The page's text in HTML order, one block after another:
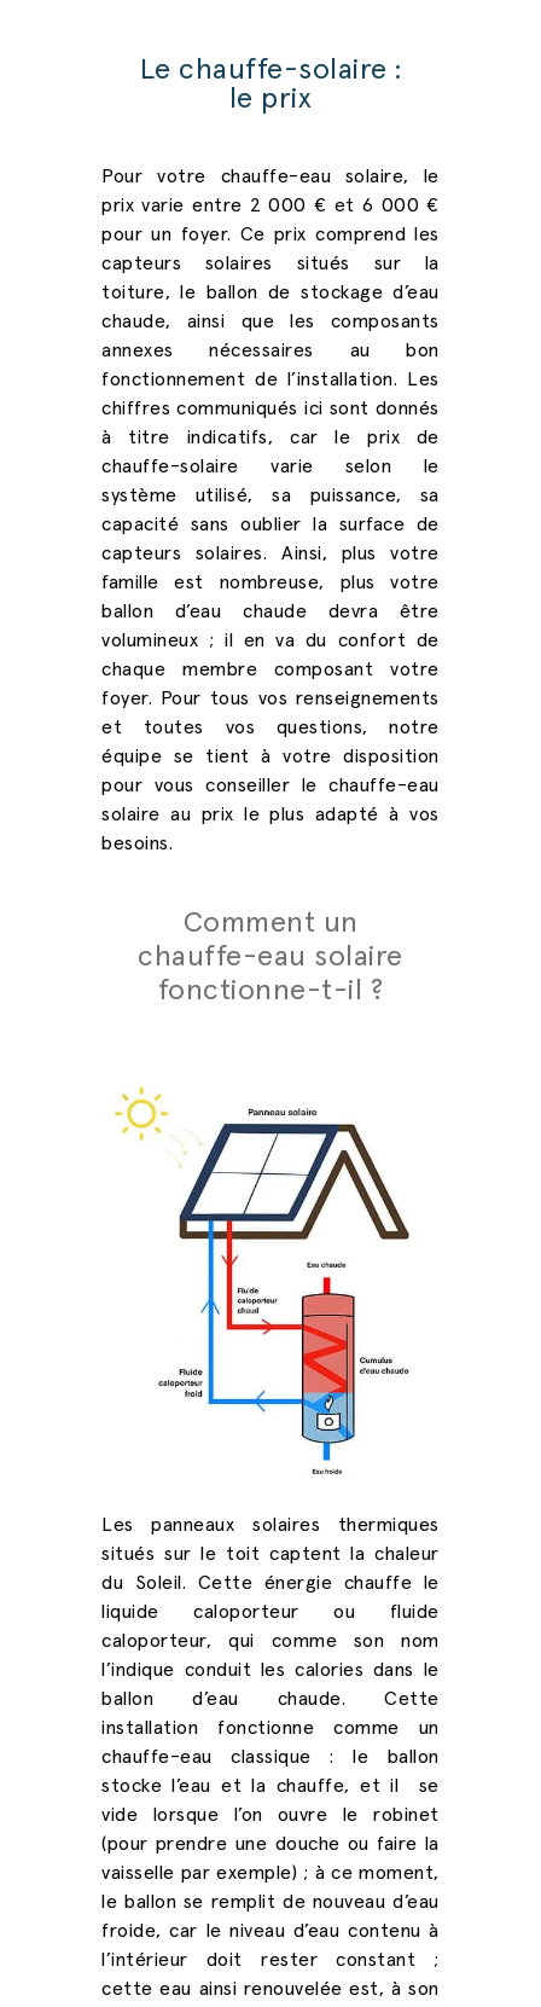
Le chauffe-solaire :
le prix
Pour votre chauffe-eau solaire, le
prixvarie entre 2 000 € et 6 000 €
pour un foyer. Ce prix comprend les
capteurs solaires situés sur la
toiture, le ballon de stockage d’eau
chaude, ainsi que les composants
annexes nécessaires au bon
fonctionnement de l’installation. Les
chiffres communiqués ici sont donnés
à titre indicatifs, car le prix de
chauffe-solaire varie selon le
système utilisé, sa puissance, sa
capacité sans oublier la surface de
capteurs solaires. Ainsi, plus votre
famille est nombreuse, plus votre
ballon d’eau chaude devra être
volumineux ; il en va du confort de
chaque membre composant votre
foyer. Pour tous vos renseignements
et toutes vos questions, notre
équipe se tient à votre disposition
pour vous conseiller lechauffe-eau
solaire au prix
le plus adapté à vos
besoins.
Comment un
chauffe-eau solaire
fonctionne-t-il ?
Les panneaux solaires thermiques
situés sur le toit captent la chaleur
du Soleil. Cette énergie chauffe le
liquide caloporteur ou fluide
caloporteur, qui comme son nom
l’indique conduit les calories dans le
ballon d’eau chaude. Cette
installation fonctionne comme un
chauffe-eau classique : le ballon
stocke l’eau et la chauffe, et il
se
vide lorsque l’on ouvre le robinet
(pour prendre une douche ou faire la
vaisselle par exemple) ; à ce moment,
le ballon se remplit de nouveau d’eau
froide, car le niveau d’eau contenu à
l’intérieur doit rester constant ;
cette eau ainsi renouvelée est, à son